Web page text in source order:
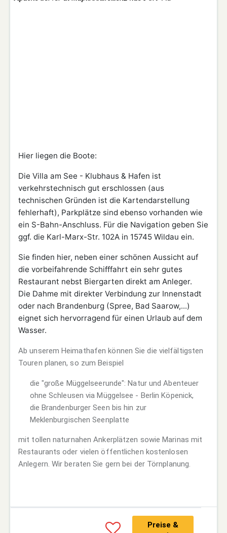
Hier liegen die Boote:
Die Villa am See - Klubhaus & Hafen ist
verkehrstechnisch gut erschlossen (aus
technischen Gründen ist die Kartendarstellung
fehlerhaft), Parkplätze sind ebenso vorhanden wie
ein S-Bahn-Anschluss. Für die Navigation geben Sie
ggf. die Karl-Marx-Str. 102A in 15745 Wildau ein.
Sie finden hier, neben einer schönen Aussicht auf
die vorbeifahrende Schifffahrt ein sehr gutes
Restaurant nebst Biergarten direkt am Anleger.
Die Dahme mit direkter Verbindung zur Innenstadt
oder nach Brandenburg (Spree, Bad Saarow,...)
eignet sich hervorragend für einen Urlaub auf dem
Wasser.
Ab unserem Heimathafen können Sie die vielfältigsten
Touren planen, so zum Beispiel
die "große Müggelseerunde": Natur und Abenteuer
ohne Schleusen via Müggelsee - Berlin Köpenick,
die Brandenburger Seen bis hin zur
Meklenburgischen Seenplatte
mit tollen naturnahen Ankerplätzen sowie Marinas mit
Restaurants oder vielen öffentlichen kostenlosen
Anlegern. Wir beraten Sie gern bei der Törnplanung.
Preise &